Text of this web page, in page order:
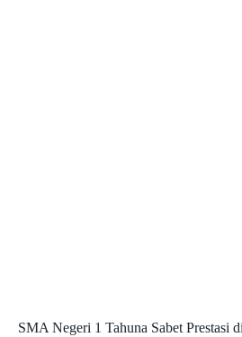
SMA Negeri 1 Tahuna Sabet Prestasi